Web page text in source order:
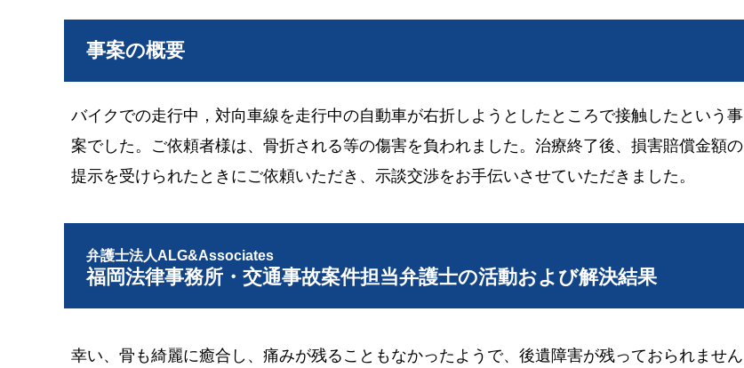
事案の概要
バイクでの走行中，対向車線を走行中の自動車が右折しようとしたところで接触したという事
案でした。ご依頼者様は、骨折される等の傷害を負われました。治療終了後、損害賠償金額の
提示を受けられたときにご依頼いただき、示談交渉をお手伝いさせていただきました。
弁護士法人ALG&Associates
福岡法律事務所・交通事故案件担当弁護士の活動および解決結果
幸い、骨も綺麗に癒合し、痛みが残ることもなかったようで、後遺障害が残っておられません